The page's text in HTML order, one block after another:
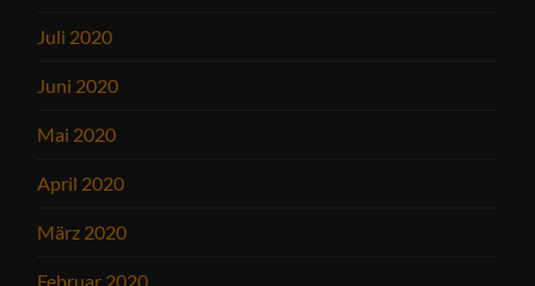
Juli 2020
Juni 2020
Mai 2020
April 2020
März 2020
Februar 2020